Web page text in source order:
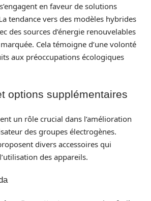
en faveur de solutions
tendance vers des modèles hybrides
des sources d’énergie renouvelables
Cela témoigne d’une volonté
aux préoccupations écologiques
options supplémentaires
un rôle crucial dans l’amélioration
des groupes électrogènes.
divers accessoires qui
des appareils.